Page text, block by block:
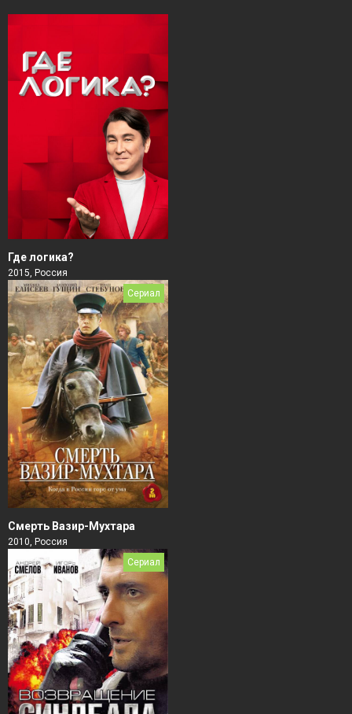
Где логика?
2015, Россия
Сериал
Смерть Вазир-Мухтара
2010, Россия
Сериал